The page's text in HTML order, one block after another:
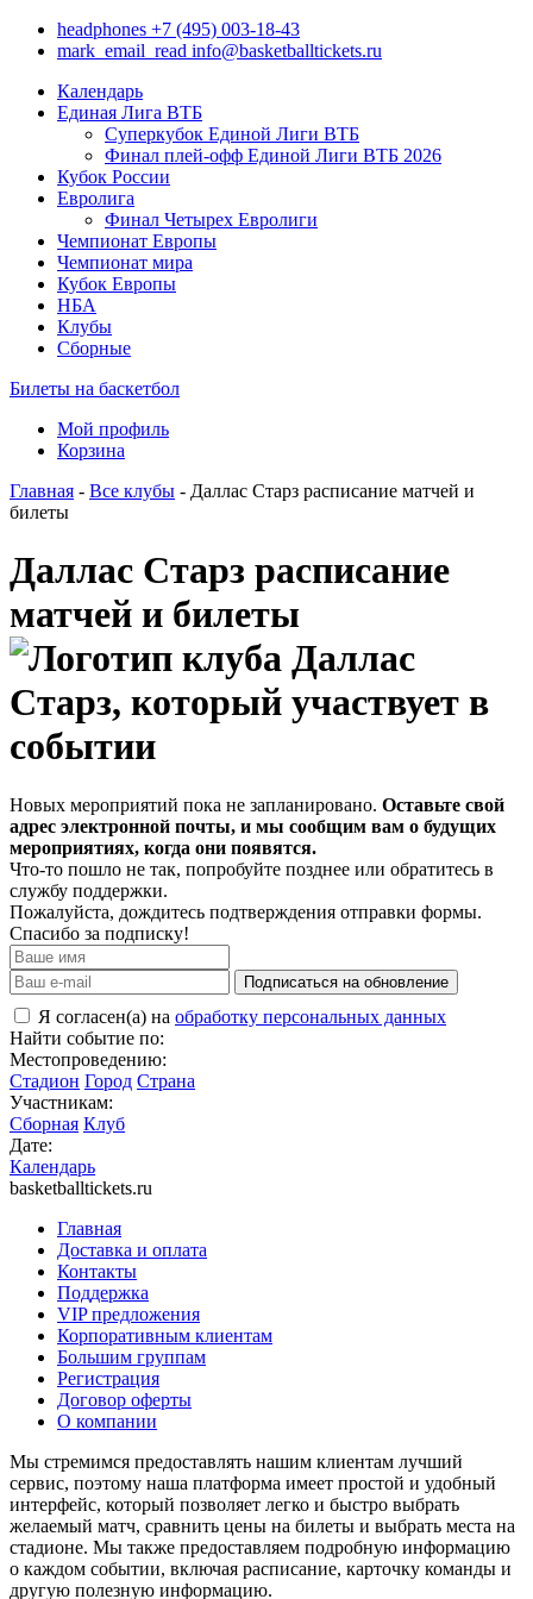
headphones +7 (495) 003-18-43
mark_email_read info@basketballtickets.ru
Календарь
Единая Лига ВТБ
Суперкубок Единой Лиги ВТБ
Финал плей-офф Единой Лиги ВТБ 2026
Кубок России
Евролига
Финал Четырех Евролиги
Чемпионат Европы
Чемпионат мира
Кубок Европы
НБА
Клубы
Сборные
Билеты на баскетбол
Мой профиль
Корзина
Главная - Все клубы - Даллас Старз расписание матчей и
билеты
Даллас Старз расписание
матчей и билеты
Новых мероприятий пока не запланировано. Оставьте свой
адрес электронной почты, и мы сообщим вам о будущих
мероприятиях, когда они появятся.
Что-то пошло не так, попробуйте позднее или обратитесь в
службу поддержки.
Пожалуйста, дождитесь подтверждения отправки формы.
Спасибо за подписку!
Подписаться на обновление
Я согласен(а) на обработку персональных данных
Найти событие по:
Местопроведению:
Стадион Город Страна
Участникам:
Сборная Клуб
Дате:
Календарь
basketballtickets.ru
Главная
Доставка и оплата
Контакты
Поддержка
VIP предложения
Корпоративным клиентам
Большим группам
Регистрация
Договор оферты
О компании
Мы стремимся предоставлять нашим клиентам лучший
сервис, поэтому наша платформа имеет простой и удобный
интерфейс, который позволяет легко и быстро выбрать
желаемый матч, сравнить цены на билеты и выбрать места на
стадионе. Мы также предоставляем подробную информацию
о каждом событии, включая расписание, карточку команды и
другую полезную информацию.